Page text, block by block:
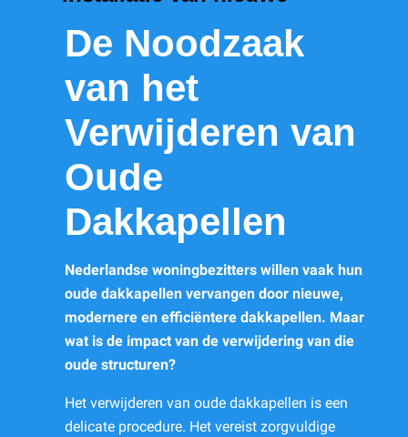
De Noodzaak
van het
Verwijderen van
Oude
Dakkapellen
Nederlandse woningbezitters willen vaak hun
oude dakkapellen vervangen door nieuwe,
modernere en efficiëntere dakkapellen. Maar
wat is de impact van de verwijdering van die
oude structuren?
Het verwijderen van oude dakkapellen is een
delicate procedure. Het vereist zorgvuldige